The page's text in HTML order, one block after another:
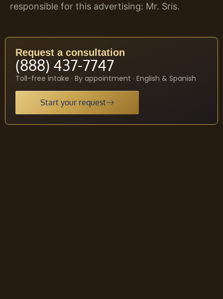
responsible for this advertising: Mr. Sris.
Request a consultation
(888) 437-7747
Toll-free intake · By appointment · English & Spanish
Start your request